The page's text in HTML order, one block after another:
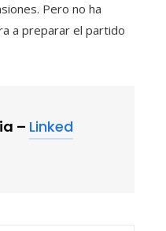
Pero no ha
a preparar el partido
– Linked